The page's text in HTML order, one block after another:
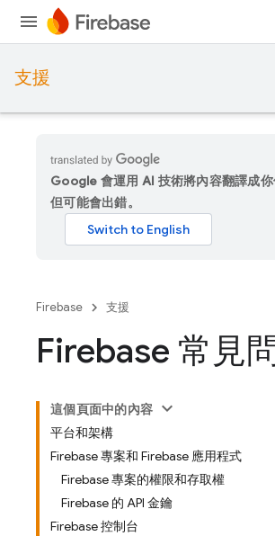
支援
Google 會運用 AI 技術將內容翻譯成你
但可能會出錯。
Firebase 支援
Firebase 常見
這個頁面中的內容
平台和架構
Firebase 專案和 Firebase 應用程式
Firebase 專案的權限和存取權
Firebase 的 API 金鑰
Firebase 控制台